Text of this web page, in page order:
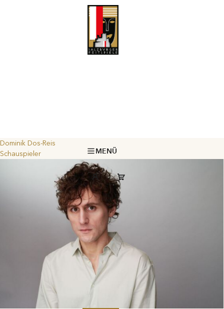
MENÜ
Dominik Dos-Reis
Schauspieler